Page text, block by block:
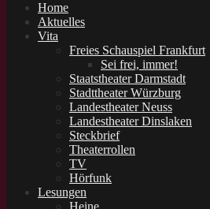
Home
Aktuelles
Vita
Freies Schauspiel Frankfurt
Sei frei, immer!
Staatstheater Darmstadt
Stadttheater Würzburg
Landestheater Neuss
Landestheater Dinslaken
Steckbrief
Theaterrollen
TV
Hörfunk
Lesungen